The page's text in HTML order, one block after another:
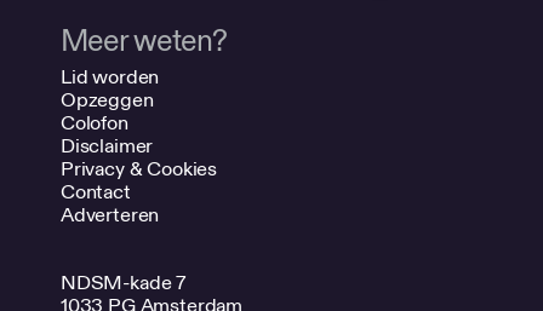
Meer weten?
Lid worden
Opzeggen
Colofon
Disclaimer
Privacy & Cookies
Contact
Adverteren
NDSM-kade 7